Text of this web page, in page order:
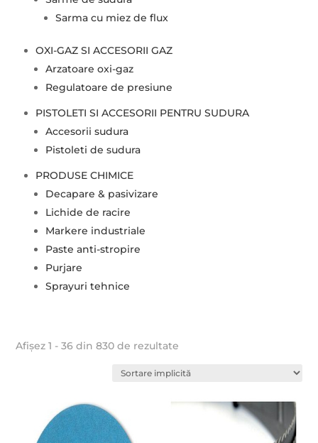
Sarma cu miez de flux
OXI-GAZ SI ACCESORII GAZ
Arzatoare oxi-gaz
Regulatoare de presiune
PISTOLETI SI ACCESORII PENTRU SUDURA
Accesorii sudura
Pistoleti de sudura
PRODUSE CHIMICE
Decapare & pasivizare
Lichide de racire
Markere industriale
Paste anti-stropire
Purjare
Sprayuri tehnice
Afișez 1 - 36 din 830 de rezultate